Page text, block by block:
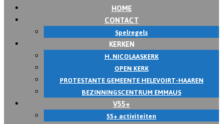
HOME
CONTACT
Spelregels
KERKEN
H. NICOLAASKERK
OPEN KERK
PROTESTANTE GEMEENTE HELEVOIRT-HAAREN
BEZINNINGSCENTRUM EMMAUS
V55+
55+ activiteiten